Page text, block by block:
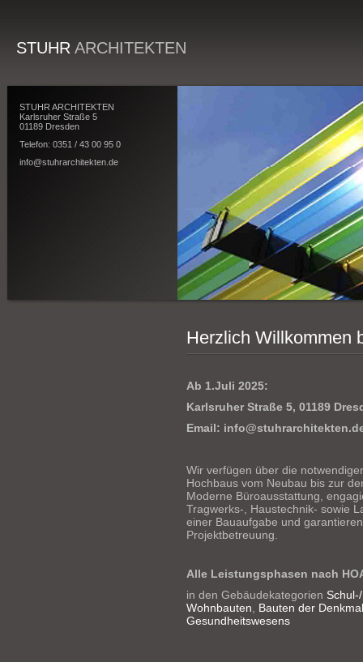
STUHR ARCHITEKTEN
STUHR ARCHITEKTEN
Karlsruher Straße 5
01189 Dresden
Telefon: 0351 / 43 00 95 0
info@stuhrarchitekten.de
Herzlich Willkommen
Ab 1.Juli 2025:
Karlsruher Straße 5, 01189
Email:
Wir verfügen über die
Hochbaus vom Neubau bis zur
Moderne Büroausstattung,
Tragwerks-, Haustechnik- sowie
einer Bauaufgabe und
Projektbetreuung.
Alle Leistungsphasen nach
in den Gebäudekategorien
Wohnbauten
Bauten der
Gesundheitswesens